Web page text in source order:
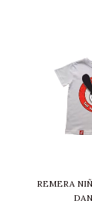
REMERA